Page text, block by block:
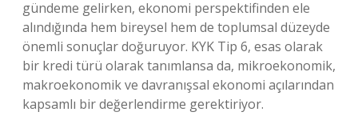
gündeme gelirken, ekonomi perspektifinden ele
alındığında hem bireysel hem de toplumsal düzeyde
önemli sonuçlar doğuruyor. KYK Tip 6, esas olarak
bir kredi türü olarak tanımlansa da, mikroekonomik,
makroekonomik ve davranışsal ekonomi açılarından
kapsamlı bir değerlendirme gerektiriyor.